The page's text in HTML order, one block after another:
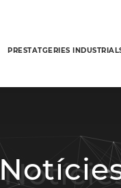
PRESTATGERIES